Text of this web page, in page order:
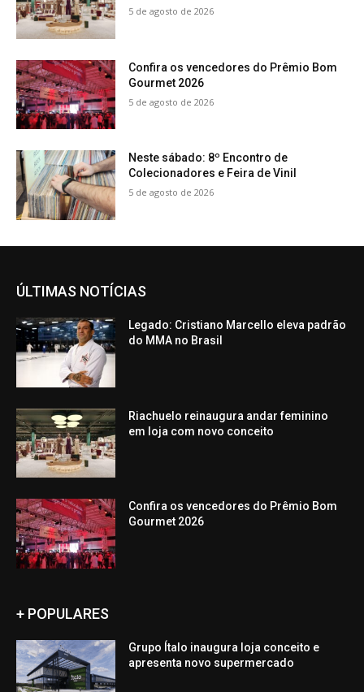
5 de agosto de 2026
Confira os vencedores do Prêmio Bom
Gourmet 2026
5 de agosto de 2026
Neste sábado: 8º Encontro de
Colecionadores e Feira de Vinil
5 de agosto de 2026
ÚLTIMAS NOTÍCIAS
Legado: Cristiano Marcello eleva padrão
do MMA no Brasil
Riachuelo reinaugura andar feminino
em loja com novo conceito
Confira os vencedores do Prêmio Bom
Gourmet 2026
+ POPULARES
Grupo Ítalo inaugura loja conceito e
apresenta novo supermercado